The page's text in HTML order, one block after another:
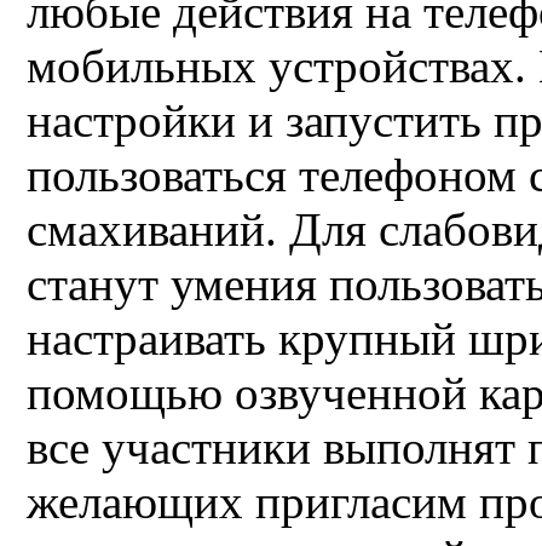
любые действия на
мобильных
настройки и запустить
пользоваться
смахиваний. Для
станут умения
настраивать крупный
помощью озвученной
все участники выполнят
желающих пригласим